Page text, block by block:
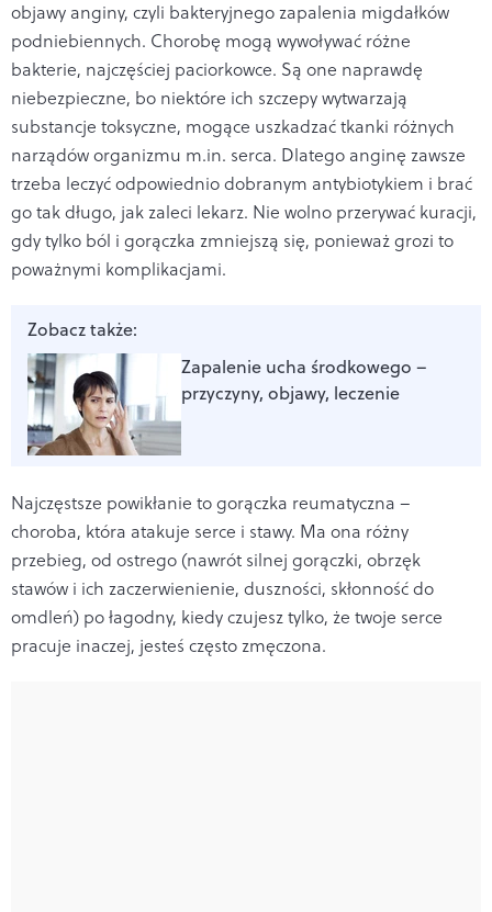
objawy anginy, czyli bakteryjnego zapalenia migdałków
podniebiennych. Chorobę mogą wywoływać różne
bakterie, najczęściej paciorkowce. Są one naprawdę
niebezpieczne, bo niektóre ich szczepy wytwarzają
substancje toksyczne, mogące uszkadzać tkanki różnych
narządów organizmu m.in. serca. Dlatego anginę zawsze
trzeba leczyć odpowiednio dobranym antybiotykiem i brać
go tak długo, jak zaleci lekarz. Nie wolno przerywać kuracji,
gdy tylko ból i gorączka zmniejszą się, ponieważ grozi to
poważnymi komplikacjami.
Zobacz także:
Zapalenie ucha środkowego –
przyczyny, objawy, leczenie
Najczęstsze powikłanie to gorączka reumatyczna –
choroba, która atakuje serce i stawy. Ma ona różny
przebieg, od ostrego (nawrót silnej gorączki, obrzęk
stawów i ich zaczerwienienie, duszności, skłonność do
omdleń) po łagodny, kiedy czujesz tylko, że twoje serce
pracuje inaczej, jesteś często zmęczona.